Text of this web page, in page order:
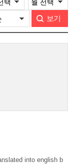
보기
into english b